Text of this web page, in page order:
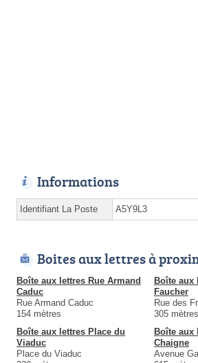
Informations
Identifiant La Poste A5Y9L3
Boites aux lettres à
Boîte aux lettres Rue Armand
Caduc
Rue Armand Caduc
154 mètres
Boîte aux
Faucher
Rue des
305 mètres
Boîte aux lettres Place du
Viaduc
Place du Viaduc
Boîte aux
Chaigne
Avenue